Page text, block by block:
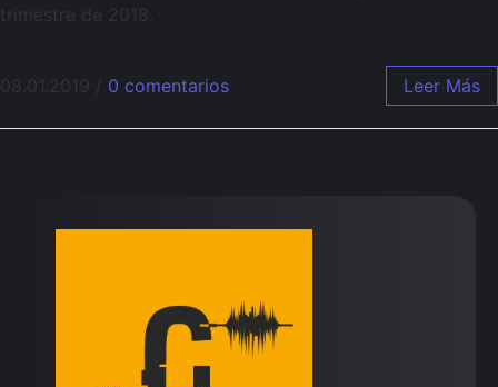
trimestre de 2018.
08.01.2019 0 comentarios Leer Más